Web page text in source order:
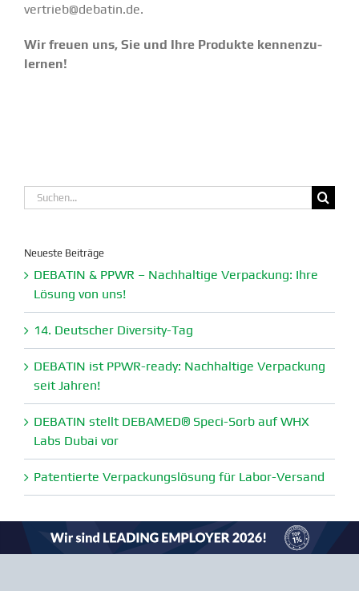
vertrieb@debatin.de.
Wir freuen uns, Sie und Ihre Produkte kennen­zu­
lernen!
Suche
nach:
Neueste Beiträge
DEBATIN & PPWR – Nachhaltige Verpa­ckung: Ihre
Lösung von uns!
14. Deutscher Diversity-Tag
DEBATIN ist PPWR-ready: Nachhaltige Verpa­ckung
seit Jahren!
DEBATIN stellt DEBAMED® Speci-Sorb auf WHX
Labs Dubai vor
Paten­tierte Verpa­ckungs­lösung für Labor-Versand